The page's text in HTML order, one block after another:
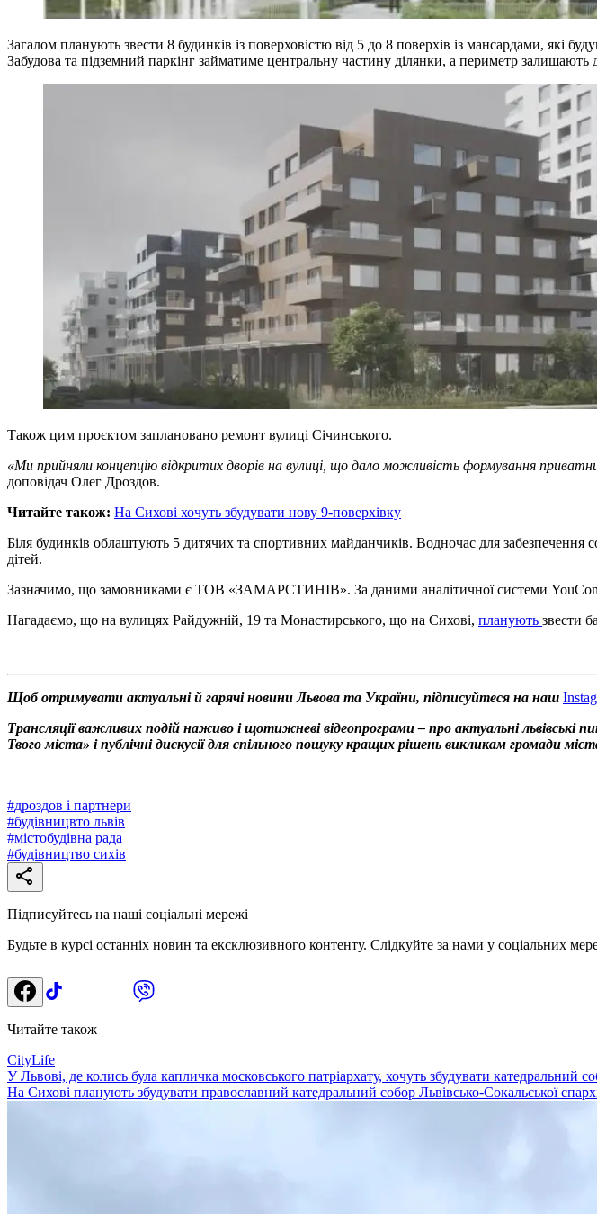
Загалом планують звести 8 будинків із поверховістю від 5 до 8 поверхів із мансардами, які
Забудова та підземний паркінг займатиме центральну частину ділянки, а периметр
Також цим проєктом заплановано ремонт вулиці Січинського.
«Ми прийняли концепцію відкритих дворів на вулиці, що дало можливість формування
доповідач Олег Дроздов.
Читайте також: На Сихові хочуть збудувати нову 9-поверхівку
Біля будинків облаштують 5 дитячих та спортивних майданчиків. Водночас для забезпечення
дітей.
Зазначимо, що замовниками є ТОВ «ЗАМАРСТИНІВ». За даними аналітичної системи
Нагадаємо, що на вулицях Райдужній, 19 та Монастирського, що на Сихові, планують звести
Щоб отримувати актуальні й гарячі новини Львова та України, підписуйтеся на наш
Трансляції важливих подій наживо і щотижневі відеопрограми – про актуальні
Твого міста» і публічні дискусії для спільного пошуку кращих рішень викликам громади
#дроздов і партнери
#будівницвто львів
#містобудівна рада
#будівництво сихів
Підписуйтесь на наші соціальні мережі
Будьте в курсі останніх новин та ексклюзивного контенту. Слідкуйте за нами у соціальних
Читайте також
CityLife
У Львові, де колись була капличка московського патріархату, хочуть збудувати катедральний
На Сихові планують збудувати православний катедральний собор Львівсько-Сокальської